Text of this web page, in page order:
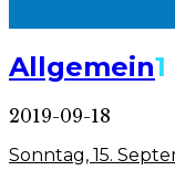
Allgemein
2019-09-18
Sonntag, 15.